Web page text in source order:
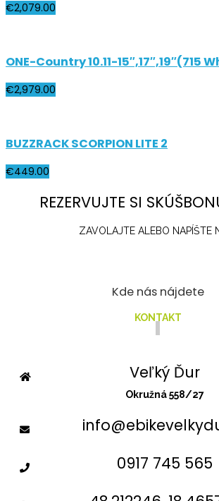
€2,079.00
ONE-Country 10.11-15″,17″,19″(715
€2,979.00
BUZZRACK SCORPION LITE 2
€449.00
REZERVUJTE SI
ZAVOLAJTE ALEBO NAPÍŠTE
Kde nás nájdete
KONTAKT
Veľký Ďur
Okružná 558/27
0917 745 565